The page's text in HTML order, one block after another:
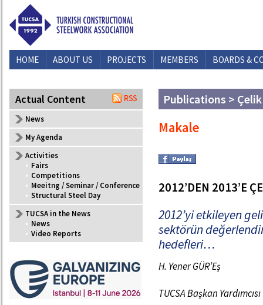
HOME ABOUT US PROJECTS MEMBERS BOARDS &
Actual Content
News
My Agenda
Activities
• Fairs
• Competitions
• Meeitng / Seminar / Conference
• Structural Steel Day
TUCSA in the News
• News
• Video Reports
Publications > Çelik
Makale
2012’DEN 2013’E
2012’yi etkileyen
sektörün
hedefleri…
H. Yener GÜR’Eş
TUCSA Başkan Yardımcısı